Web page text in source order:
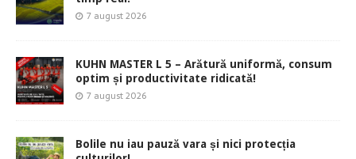
7 august 2026
KUHN MASTER L 5 – Arătură uniformă, consum
optim și productivitate ridicată!
7 august 2026
Bolile nu iau pauză vara și nici protecția